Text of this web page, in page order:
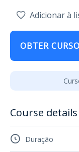
Adicionar à
OBTER CURSO
Course details
Duração